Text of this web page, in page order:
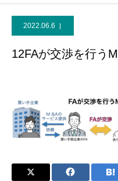
2022.06.6
12FAが交渉を行う